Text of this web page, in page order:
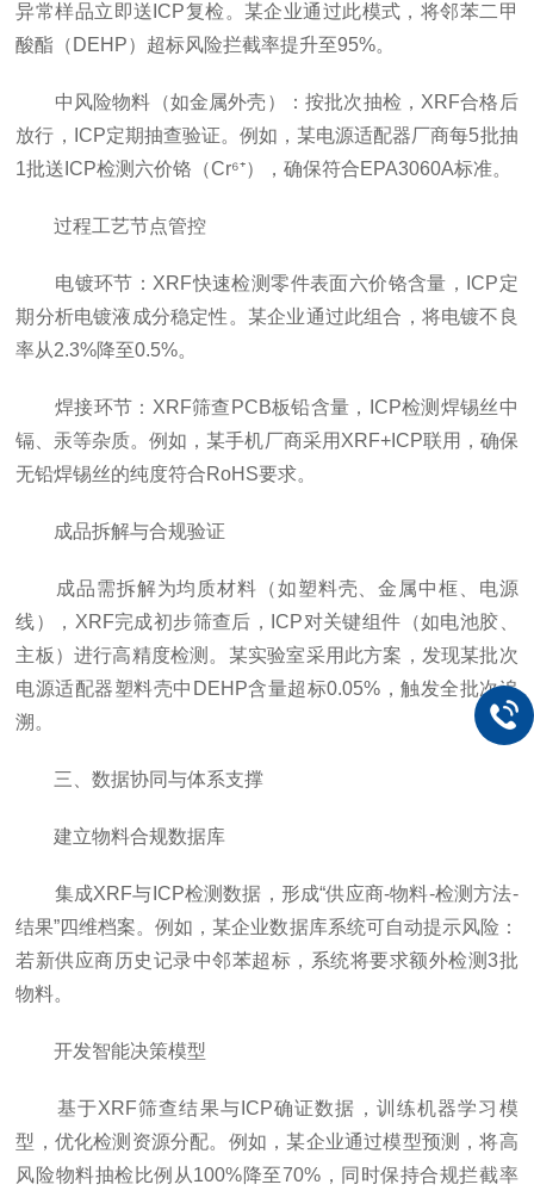
异常样品立即送ICP复检。某企业通过此模式，将邻苯二甲
酸酯（DEHP）超标风险拦截率提升至95%。
中风险物料（如金属外壳）：按批次抽检，XRF合格后
放行，ICP定期抽查验证。例如，某电源适配器厂商每5批抽
1批送ICP检测六价铬（Cr⁶⁺），确保符合EPA3060A标准。
过程工艺节点管控
电镀环节：XRF快速检测零件表面六价铬含量，ICP定
期分析电镀液成分稳定性。某企业通过此组合，将电镀不良
率从2.3%降至0.5%。
焊接环节：XRF筛查PCB板铅含量，ICP检测焊锡丝中
镉、汞等杂质。例如，某手机厂商采用XRF+ICP联用，确保
无铅焊锡丝的纯度符合RoHS要求。
成品拆解与合规验证
成品需拆解为均质材料（如塑料壳、金属中框、电源
线），XRF完成初步筛查后，ICP对关键组件（如电池胶、
主板）进行高精度检测。某实验室采用此方案，发现某批次
电源适配器塑料壳中DEHP含量超标0.05%，触发全批次追
溯。
三、数据协同与体系支撑
建立物料合规数据库
集成XRF与ICP检测数据，形成“供应商-物料-检测方法-
结果”四维档案。例如，某企业数据库系统可自动提示风险：
若新供应商历史记录中邻苯超标，系统将要求额外检测3批
物料。
开发智能决策模型
基于XRF筛查结果与ICP确证数据，训练机器学习模
型，优化检测资源分配。例如，某企业通过模型预测，将高
风险物料抽检比例从100%降至70%，同时保持合规拦截率